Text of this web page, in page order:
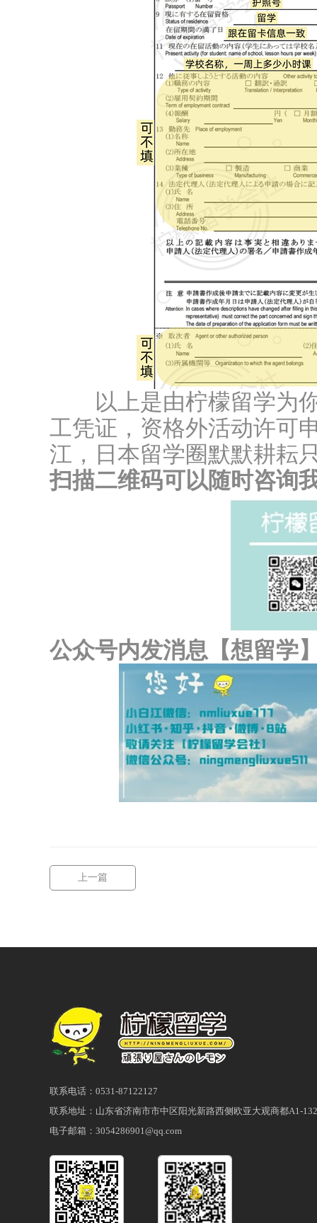
以上是由柠檬留学为你
工凭证，资格外活动许可
江，日本留学圈默默耕耘
扫描二维码可以随时咨询
公众号内发消息【想留学
上一篇
联系电话：0531-87122127
联系地址：山东省济南市市中区阳光新路西侧欧亚大观商都A1-
电子邮箱：3054286901@qq.com